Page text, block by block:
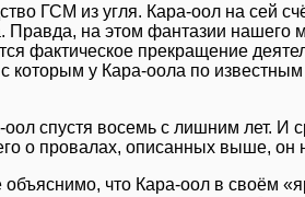
ГСМ из угля. Кара-оол на сей
Правда, на этом фантазии нашего
фактическое прекращение
с которым у Кара-оола по
спустя восемь с лишним лет. И
о провалах, описанных выше, он
что Кара-оол в своём